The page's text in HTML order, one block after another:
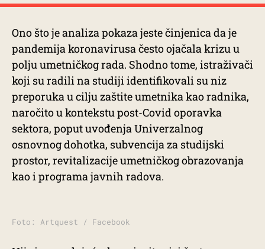
Ono što je analiza pokaza jeste činjenica da je
pandemija koronavirusa često ojačala krizu u
polju umetničkog rada. Shodno tome, istraživači
koji su radili na studiji identifikovali su niz
preporuka u cilju zaštite umetnika kao radnika,
naročito u kontekstu post-Covid oporavka
sektora, poput uvođenja Univerzalnog
osnovnog dohotka, subvencija za studijski
prostor, revitalizacije umetničkog obrazovanja
kao i programa javnih radova.
Foto: Artquest / Facebook